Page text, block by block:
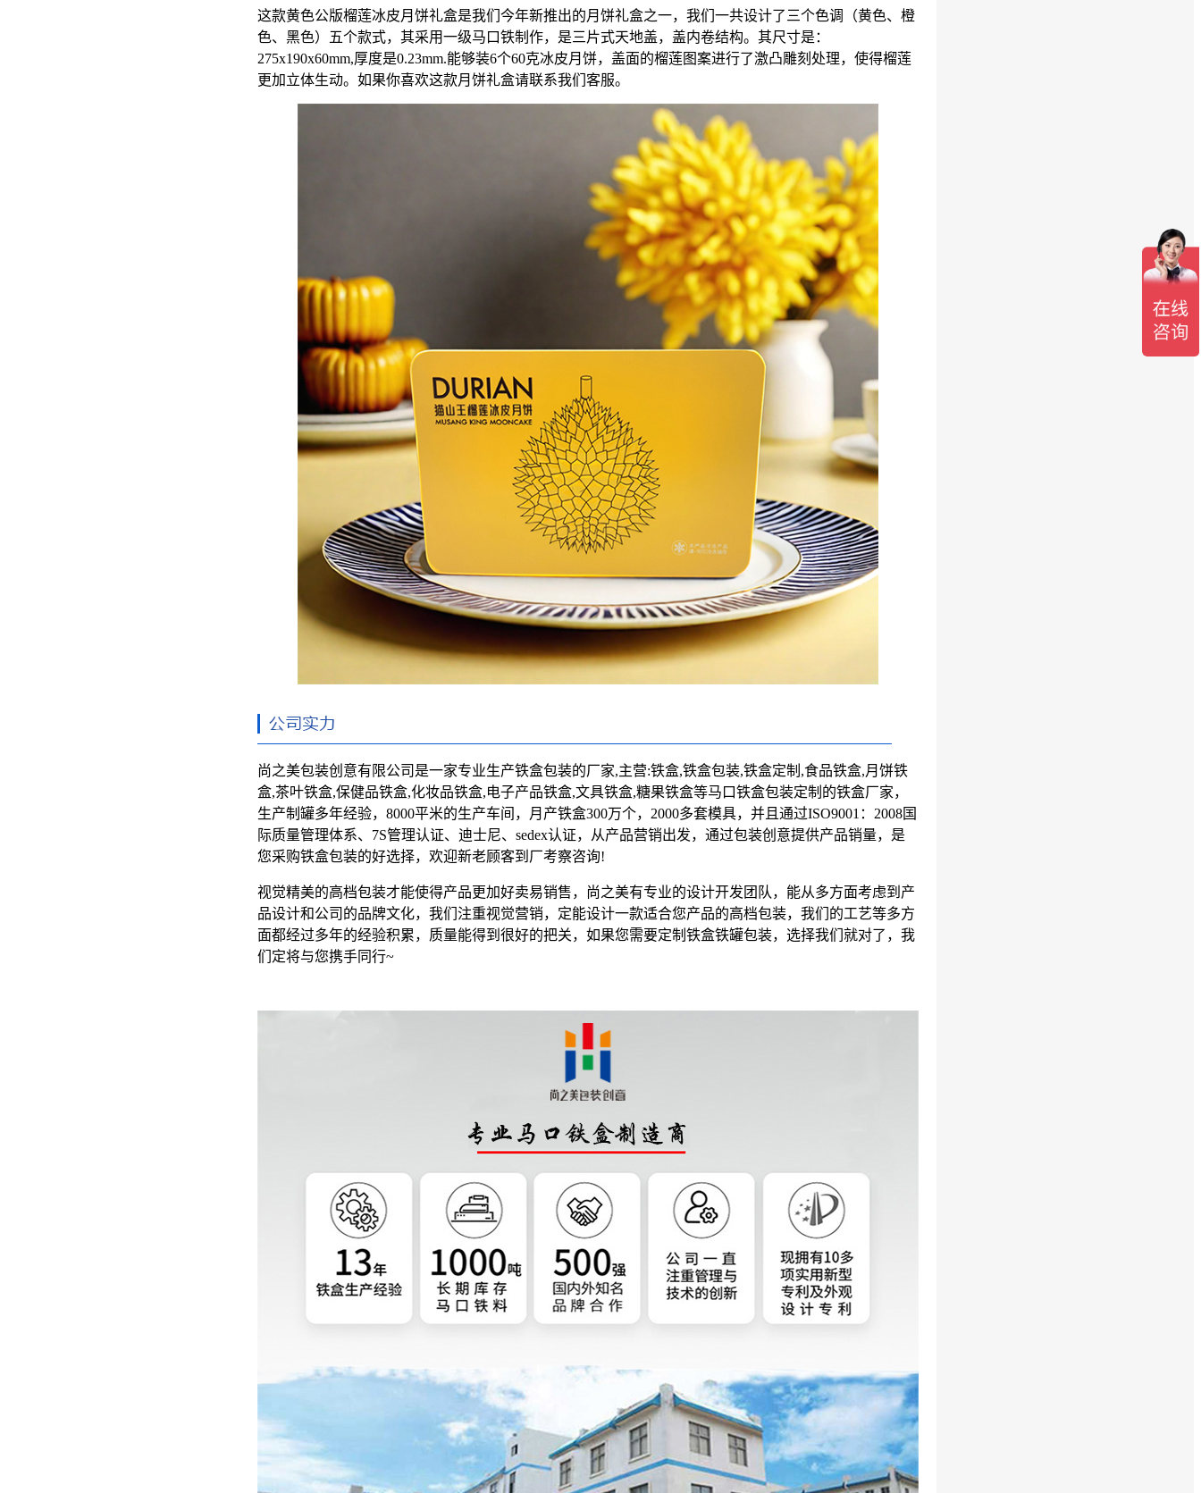
这款黄色公版榴莲冰皮月饼礼盒是我们今年新推出的月饼礼盒之一，我们一共设计了三个色调（黄色、橙
色、黑色）五个款式，其采用一级马口铁制作，是三片式天地盖，盖内卷结构。其尺寸是：
275x190x60mm,厚度是0.23mm.能够装6个60克冰皮月饼，盖面的榴莲图案进行了激凸雕刻处理，使得榴莲
更加立体生动。如果你喜欢这款月饼礼盒请联系我们客服。
尚之美包装创意有限公司是一家专业生产铁盒包装的厂家,主营:铁盒,铁盒包装,铁盒定制,食品铁盒,月饼铁
盒,茶叶铁盒,保健品铁盒,化妆品铁盒,电子产品铁盒,文具铁盒,糖果铁盒等马口铁盒包装定制的铁盒厂家，
生产制罐多年经验，8000平米的生产车间，月产铁盒300万个，2000多套模具，并且通过ISO9001：2008国
际质量管理体系、7S管理认证、迪士尼、sedex认证，从产品营销出发，通过包装创意提供产品销量，是
您采购铁盒包装的好选择，欢迎新老顾客到厂考察咨询!
视觉精美的高档包装才能使得产品更加好卖易销售，尚之美有专业的设计开发团队，能从多方面考虑到产
品设计和公司的品牌文化，我们注重视觉营销，定能设计一款适合您产品的高档包装，我们的工艺等多方
面都经过多年的经验积累，质量能得到很好的把关，如果您需要定制铁盒铁罐包装，选择我们就对了，我
们定将与您携手同行~